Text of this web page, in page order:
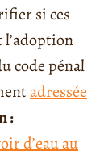
si ces
code pénal
adressée
:
d’eau au